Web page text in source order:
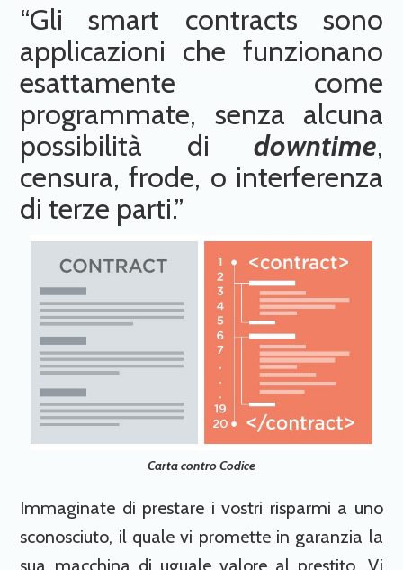
“Gli smart contracts sono
applicazioni che funzionano
esattamente come
programmate, senza alcuna
possibilità di downtime,
censura, frode, o interferenza
di terze parti.”
Carta contro Codice
Immaginate di prestare i vostri risparmi a uno
sconosciuto, il quale vi promette in garanzia la